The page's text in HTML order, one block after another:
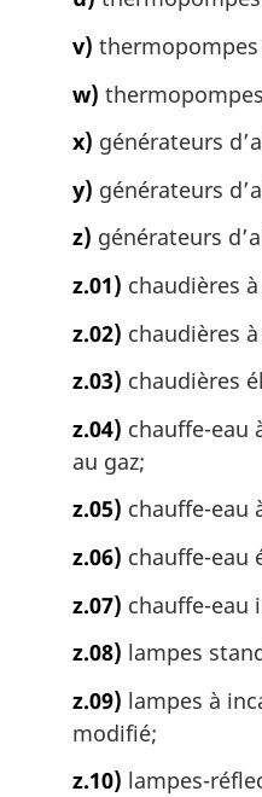
v)
w)
x) générateurs
y) générateurs
z) générateurs
z.01) chaudières à
z.02) chaudières
z.03) chaudières
z.04) chauffe-eau
au gaz;
z.05) chauffe-eau
z.06) chauffe-eau
z.07) chauffe-eau
z.08) lampes
z.09) lampes à
modifié;
z.10) lampes-